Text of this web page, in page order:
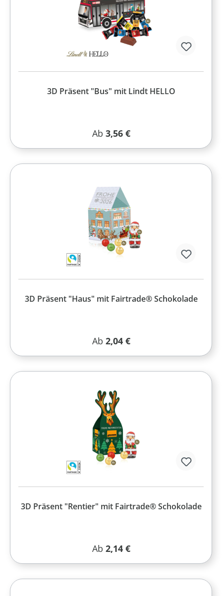
3D Präsent "Bus" mit Lindt HELLO
Regulärer Preis:
Ab 3,56 €
3D Präsent "Haus" mit Fairtrade® Schokolade
Regulärer Preis:
Ab 2,04 €
3D Präsent "Rentier" mit Fairtrade® Schokolade
Regulärer Preis:
Ab 2,14 €